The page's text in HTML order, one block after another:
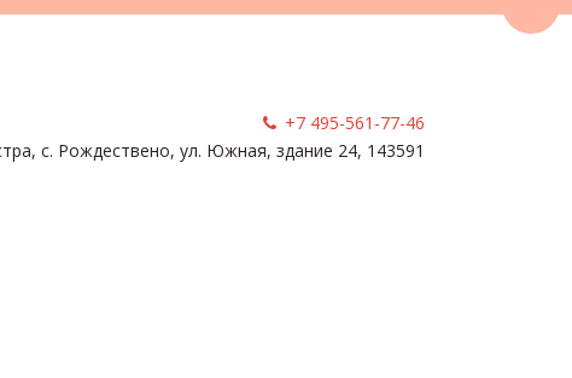
+7 495-561-77-46
с. Рождествено, ул. Южная, здание 24, 143591